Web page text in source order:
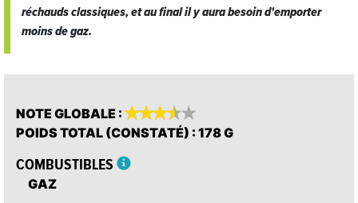
réchauds classiques, et au final il y aura besoin d'emporter
moins de gaz.
NOTE GLOBALE :

POIDS TOTAL (CONSTATÉ) : 178 G
COMBUSTIBLES
GAZ